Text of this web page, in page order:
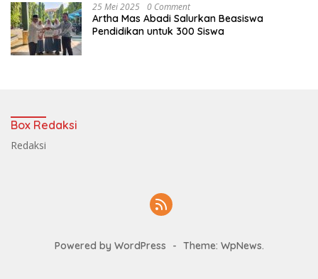
25 Mei 2025 0 Comment
Artha Mas Abadi Salurkan Beasiswa
Pendidikan untuk 300 Siswa
Box Redaksi
Redaksi
Powered by WordPress - Theme: WpNews.